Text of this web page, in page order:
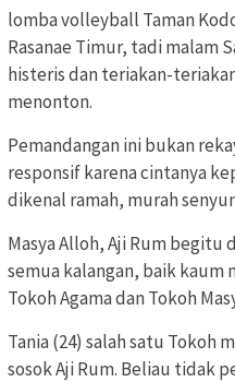
lomba volleyball Taman
Rasanae Timur, tadi malam
histeris dan teriakan-
menonton.
Pemandangan ini bukan
responsif karena cintanya
dikenal ramah, murah
Masya Alloh, Aji Rum begitu
semua kalangan, baik kaum
Tokoh Agama dan Tokoh
Tania (24) salah satu Tokoh
sosok Aji Rum. Beliau tidak